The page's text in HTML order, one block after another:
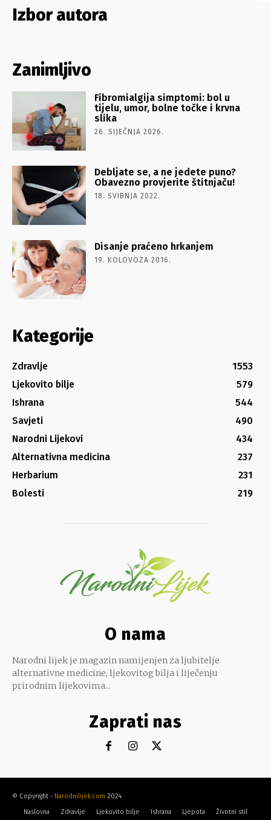
Izbor autora
Zanimljivo
Fibromialgija simptomi: bol u
tijelu, umor, bolne točke i krvna
slika
26. SIJEČNJA 2026.
Debljate se, a ne jedete puno?
Obavezno provjerite štitnjaču!
18. SVIBNJA 2022.
Disanje praćeno hrkanjem
19. KOLOVOZA 2016.
Kategorije
Zdravlje
1553
Ljekovito bilje
579
Ishrana
544
Savjeti
490
Narodni Lijekovi
434
Alternativna medicina
237
Herbarium
231
Bolesti
219
O nama
Narodni lijek je magazin namijenjen za ljubitelje
alternativne medicine, ljekovitog bilja i liječenju
prirodnim lijekovima...
Zaprati nas
© Copyright - Narodnilijek.com 2024
Naslovna
Zdravlje Ljekovito bilje Ishrana Ljepota Životni stil